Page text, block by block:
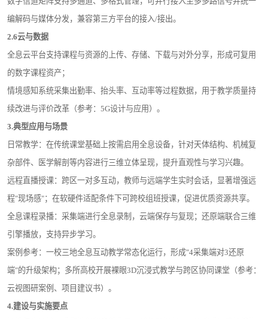
编解码与媒体分发，兼容第三方平台的接入/接出。
2.6云与数据
全息云平台支持课程与资源的上传、存储、下载与对外分享，形成可复用
的数字课程资产；
情境感知系统采集出勤率、抬头率、互动率等过程数据，用于教学质量持
续改进与评价改革（参考：5G设计与应用）。
3.典型应用与场景
日常教学：在传统课堂基础上按需启用全息设备，针对天体结构、机械复
杂部件、医学解剖等内容进行三维立体呈现，提升直观性与学习兴趣。
远程直播授课：跨区一对多互动，教师与远端学生实时会话，显著增强远
程"现场感"；在软硬件适配条件下可跨校组班授课，促进优质资源共享。
全息课程录播：采集端进行全息录制，云端保存与复现；还原端联合三维
引擎播放，支持异步学习。
案例参考：一校三地全息互动教学常态化运行，形成"4采集端对3还原
端"的升级架构；多所高校开展裸眼3D沉浸式教学与跨区协同课堂（参考：
云视图研案例、项目建议书）。
4.建设与实施要点